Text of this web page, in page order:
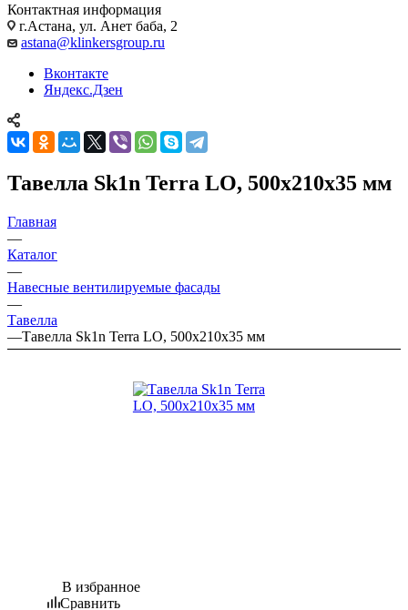
Контактная информация
г.Астана, ул. Анет баба, 2
astana@klinkersgroup.ru
Вконтакте
Яндекс.Дзен
Тавелла Sk1n Terra LO, 500x210x35 мм
Главная
—
Каталог
—
Навесные вентилируемые фасады
—
Тавелла
—Тавелла Sk1n Terra LO, 500x210x35 мм
В избранное
Сравнить